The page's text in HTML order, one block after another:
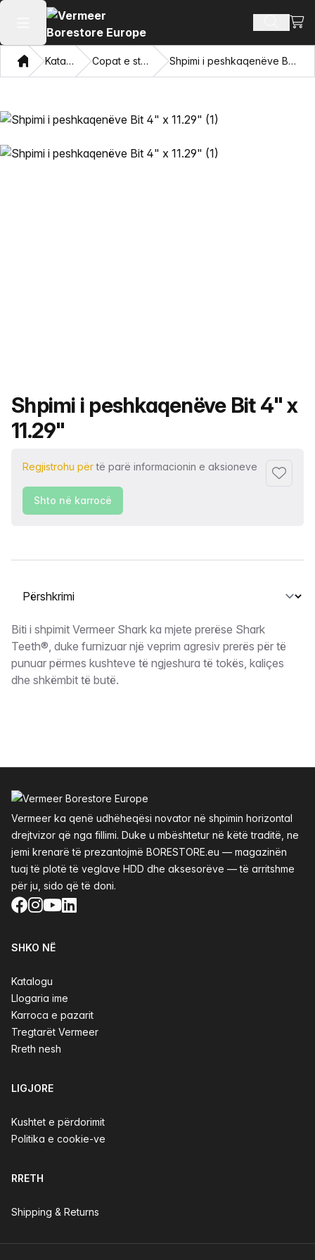
Hap menunë kryesore
Shqip Katalogu Copat e stërvitjes Shpimi i peshkaqenëve Bit 4" x 11.29"
Emri i produktit
Shpimi i peshkaqenëve Bit 4" x
11.29"
Regjistrohu përtë parë informacionin e aksioneve
Shto
Shto në karrocë
Zgjidh një skedë
Përshkrimi
Biti i shpimit Vermeer Shark ka mjete prerëse Shark
Teeth®, duke furnizuar një veprim agresiv prerës për të
punuar përmes kushteve të ngjeshura të tokës, kaliçes
dhe shkëmbit të butë.
Vermeer ka qenë udhëheqësi novator në shpimin horizontal
drejtvizor që nga fillimi. Duke u mbështetur në këtë traditë, ne
jemi krenarë të prezantojmë BORESTORE.eu — magazinën
tuaj të plotë të veglave HDD dhe aksesorëve — të arritshme
për ju, sido që të doni.
Facebook
Instagram
YouTube
LinkedIn
SHKO NË
Katalogu
Llogaria ime
Karroca e pazarit
Tregtarët Vermeer
Rreth nesh
LIGJORE
Kushtet e përdorimit
Politika e cookie-ve
RRETH
Shipping & Returns